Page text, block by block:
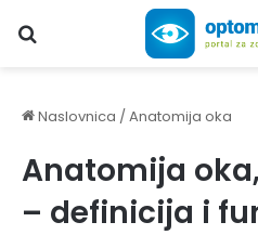
Upiši traženi pojam...
Naslovnica /Anatomija oka
Anatomija
– definicija i